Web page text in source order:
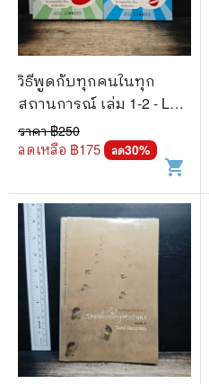
วิธีพูดกับทุกคนในทุก
สถานการณ์ เล่ม 1-2 - Leil
Lowndes
ราคา ฿250
ลดเหลือ ฿175 ลด30%
shopping_cart